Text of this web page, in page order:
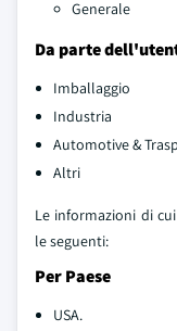
Generale
Da parte
Imballaggio
Industria
Automotive &
Altri
Le informazioni di
le seguenti:
Per Paese
USA.